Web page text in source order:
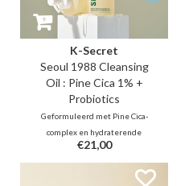
K-Secret
Seoul 1988 Cleansing
Oil : Pine Cica 1% +
Probiotics
Geformuleerd met Pine Cica-
complex en hydraterende
probiotica: deze reinigingsolie
kalmeert de (acne-)gevoelige
huid en herstelt tegelijkertijd de
€21,00